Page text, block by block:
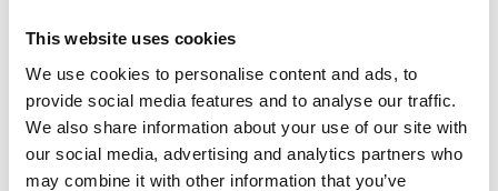
This website uses cookies
We use cookies to personalise content and ads, to
provide social media features and to analyse our traffic.
We also share information about your use of our site with
our social media, advertising and analytics partners who
may combine it with other information that you’ve
Klinische Bewertung
Häufige Fehler bei der Darstellung
klinischer Befunde